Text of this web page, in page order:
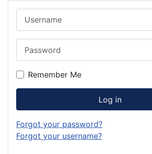
Remember Me
Log in
Forgot your password?
Forgot your username?